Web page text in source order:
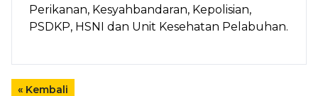
Perikanan, Kesyahbandaran, Kepolisian,
PSDKP, HSNI dan Unit Kesehatan Pelabuhan.
« Kembali